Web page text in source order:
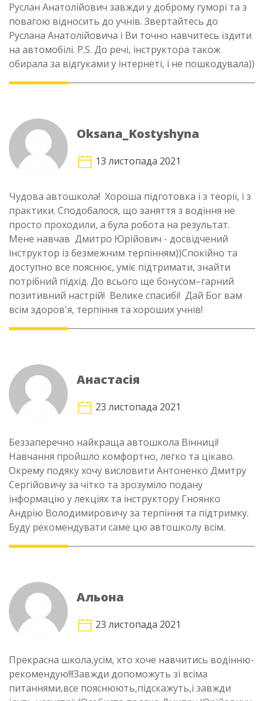
Руслан Анатолійович завжди у доброму гуморі та з
повагою відносить до учнів. Звертайтесь до
Руслана Анатолійовича і Ви точно навчитесь їздити
на автомобілі. P.S. До речі, інструктора також
обирала за відгуками у інтернеті, і не пошкодувала))
Oksana_Kostyshyna
13 листопада 2021
Чудова автошкола! Хороша підготовка і з теорії, і з
практики. Сподобалося, що заняття з водіння не
просто проходили, а була робота на результат.
Мене навчав Дмитро Юрійович - досвідчений
інструктор із безмежним терпінням))Спокійно та
доступно все пояснює, уміє підтримати, знайти
потрібний підхід. До всього ще бонусом–гарний
позитивний настрій! Велике спасибі! Дай Бог вам
всім здоров'я, терпіння та хороших учнів!
Анастасія
23 листопада 2021
Беззаперечно найкраща автошкола Вінниці!
Навчання пройшло комфортно, легко та цікаво.
Окрему подяку хочу висловити Антоненко Дмитру
Сергійовичу за чітко та зрозуміло подану
інформацію у лекціях та інструктору Гноянко
Андрію Володимировичу за терпіння та підтримку.
Буду рекомендувати саме цю автошколу всім.
Альона
23 листопада 2021
Прекрасна школа,усім, хто хоче навчитись водінню-
рекомендую!!!Завжди допоможуть зі всіма
питаннями,все пояснюють,підскажуть,і завжди